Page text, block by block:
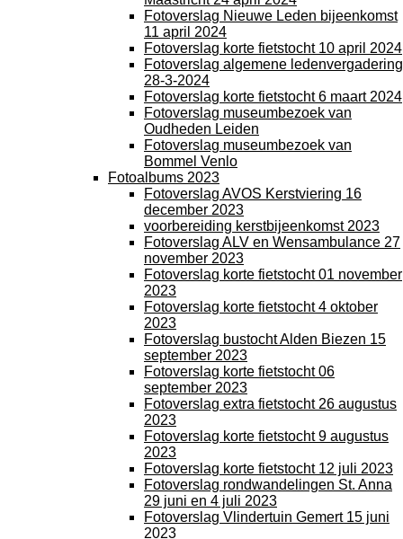
Fotoverslag Nieuwe Leden bijeenkomst
11 april 2024
Fotoverslag korte fietstocht 10 april 2024
Fotoverslag algemene ledenvergadering
28-3-2024
Fotoverslag korte fietstocht 6 maart 2024
Fotoverslag museumbezoek van
Oudheden Leiden
Fotoverslag museumbezoek van
Bommel Venlo
Fotoalbums 2023
Fotoverslag AVOS Kerstviering 16
december 2023
voorbereiding kerstbijeenkomst 2023
Fotoverslag ALV en Wensambulance 27
november 2023
Fotoverslag korte fietstocht 01 november
2023
Fotoverslag korte fietstocht 4 oktober
2023
Fotoverslag bustocht Alden Biezen 15
september 2023
Fotoverslag korte fietstocht 06
september 2023
Fotoverslag extra fietstocht 26 augustus
2023
Fotoverslag korte fietstocht 9 augustus
2023
Fotoverslag korte fietstocht 12 juli 2023
Fotoverslag rondwandelingen St. Anna
29 juni en 4 juli 2023
Fotoverslag Vlindertuin Gemert 15 juni
2023